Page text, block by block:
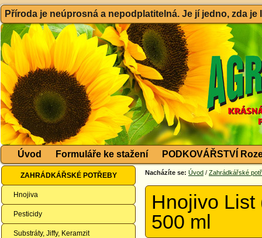
Příroda je neúprosná a nepodplatitelná. Je jí jedno, zda
Úvod Formuláře ke stažení PODKOVÁŘSTVÍ
ZAHRÁDKÁŘSKÉ POTŘEBY
Hnojiva
Pesticidy
Substráty, Jiffy, Keramzit
Nacházíte se: Úvod / Zahrádkářské
Hnojivo List
500 ml